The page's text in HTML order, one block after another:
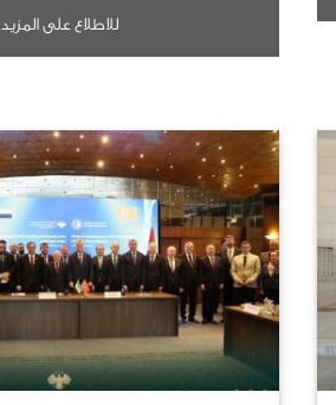
للاطلاع على المزيد